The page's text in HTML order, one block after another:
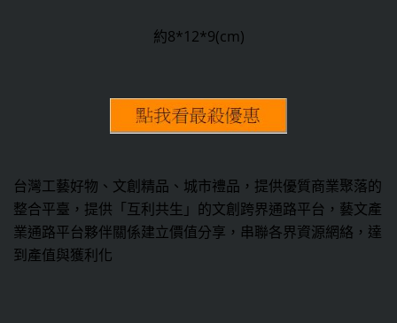
約8*12*9(cm)
台灣工藝好物、文創精品、城市禮品，提供優質商業聚落的
整合平臺，提供「互利共生」的文創跨界通路平台，藝文產
業通路平台夥伴關係建立價值分享，串聯各界資源網絡，達
到產值與獲利化